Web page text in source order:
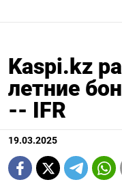
Kaspi.kz
летние
-- IFR
19.03.2025